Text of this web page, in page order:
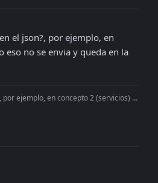
el json?, por ejemplo, en
eso no se envia y queda en la
ejemplo, en concepto 2 (servicios) vo